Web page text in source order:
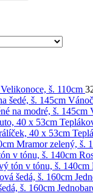
Velikonoce, š. 110cm
Mramor zelený, š.